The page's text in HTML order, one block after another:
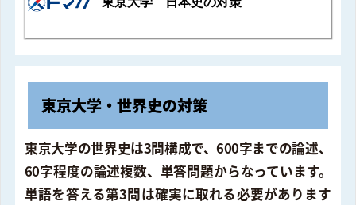
東京大学・世界史の対策
東京大学の世界史は3問構成で、600字までの論述、
60字程度の論述複数、単答問題からなっています。
単語を答える第3問は確実に取れる必要があります